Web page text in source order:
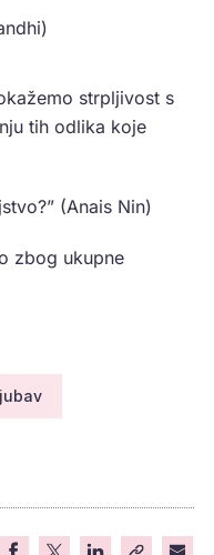
strpljivost s
tih odlika koje
(Anais Nin)
zbog ukupne